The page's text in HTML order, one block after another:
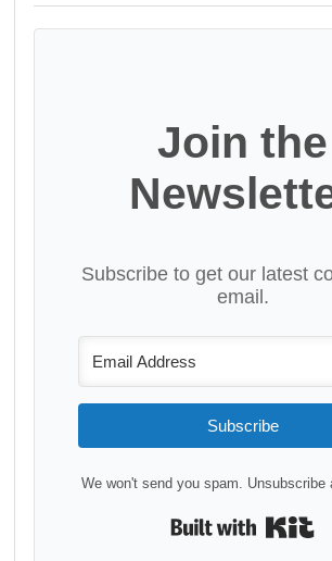
Join the
Subscribe to get our latest
email.
Subscribe
We won't send you spam. Unsubscribe